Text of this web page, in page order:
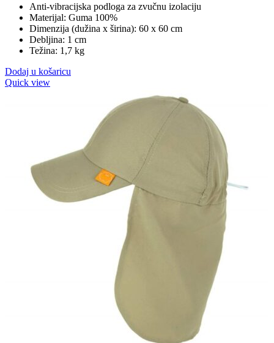
bila
je:
17,90 KM.
je:
14,90 KM.
Anti-vibracijska podloga za zvučnu izolaciju
Materijal: Guma 100%
Dimenzija (dužina x širina): 60 x 60 cm
Debljina: 1 cm
Težina: 1,7 kg
Dodaj u košaricu
Quick view